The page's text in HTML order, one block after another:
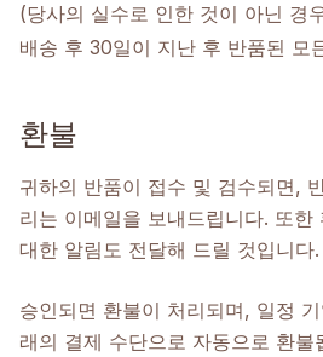
(당사의 실수로 인한 것이 아닌 경
배송 후 30일이 지난 후 반품된 모
환불
귀하의 반품이 접수 및 검수되면,
리는 이메일을 보내드립니다. 또한
대한 알림도 전달해 드릴 것입니다.
승인되면 환불이 처리되며, 일정
래의 결제 수단으로 자동으로 환불